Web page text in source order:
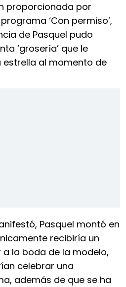
proporcionada por
‘Con permiso’,
de Pasquel pudo
‘grosería’ que le
al momento de
Pasquel montó en
recibiría un
la boda de la modelo,
celebrar una
además de que se ha